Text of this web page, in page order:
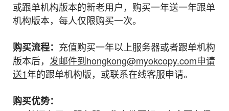
或跟单机构版本的新老用户，购买一年送一年跟单
机构版本，每人仅限购买一次。
购买流程： 充值购买一年以上服务器或者跟单机构
版本后， 发邮件到hongkong@myokcopy.com申请
送1年的跟单机构版，或联系在线客服申请。
购买优势：